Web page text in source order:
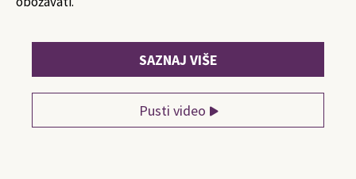
SAZNAJ VIŠE
Pusti video